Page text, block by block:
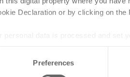
Declaration or by clicking on the
content and ads, to provide social
Preferences